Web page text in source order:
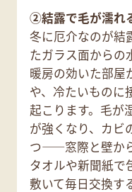
②結露で毛が濡れ
冬に厄介なのが結
たガラス面からの
暖房の効いた部屋
や、冷たいものに
起こります。毛が
が強くなり、カビ
つ——窓際と壁か
タオルや新聞紙で
敷いて毎日交換す